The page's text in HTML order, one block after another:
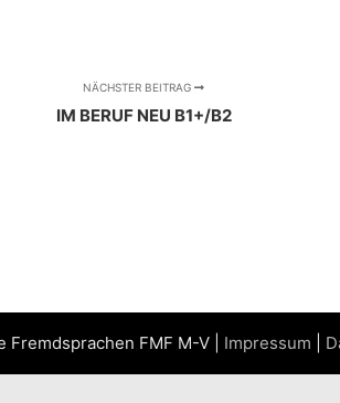
NÄCHSTER BEITRAG
IM BERUF NEU B1+/B2
FMF M-V | Impressum